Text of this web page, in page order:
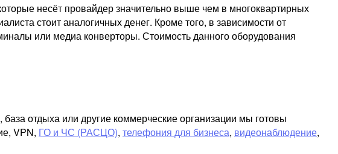
несёт провайдер значительно выше чем в многоквартирных
стоит аналогичных денег. Кроме того, в зависимости от
или медиа конверторы. Стоимость данного оборудования
отдыха или другие коммерческие организации мы готовы
VPN, ГО и ЧС (РАСЦО), телефония для бизнеса, видеонаблюдение,